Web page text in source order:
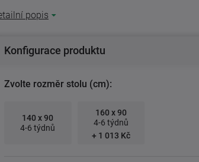
popis
Konfigurace produktu
Zvolte rozměr stolu (cm):
140 x 90
4-6 týdnů
160 x 90
4-6 týdnů
+ 1 013 Kč